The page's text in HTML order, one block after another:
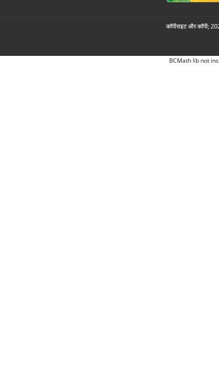
कॉपीराइट और कॉपी;
BCMath lib not